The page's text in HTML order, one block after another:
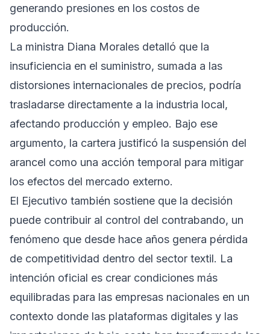
generando presiones en los costos de
producción.
La ministra Diana Morales detalló que la
insuficiencia en el suministro, sumada a las
distorsiones internacionales de precios, podría
trasladarse directamente a la industria local,
afectando producción y empleo. Bajo ese
argumento, la cartera justificó la suspensión del
arancel como una acción temporal para mitigar
los efectos del mercado externo.
El Ejecutivo también sostiene que la decisión
puede contribuir al control del contrabando, un
fenómeno que desde hace años genera pérdida
de competitividad dentro del sector textil. La
intención oficial es crear condiciones más
equilibradas para las empresas nacionales en un
contexto donde las plataformas digitales y las